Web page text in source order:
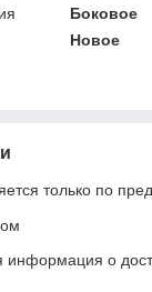
Боковое
Новое
только по
информация о